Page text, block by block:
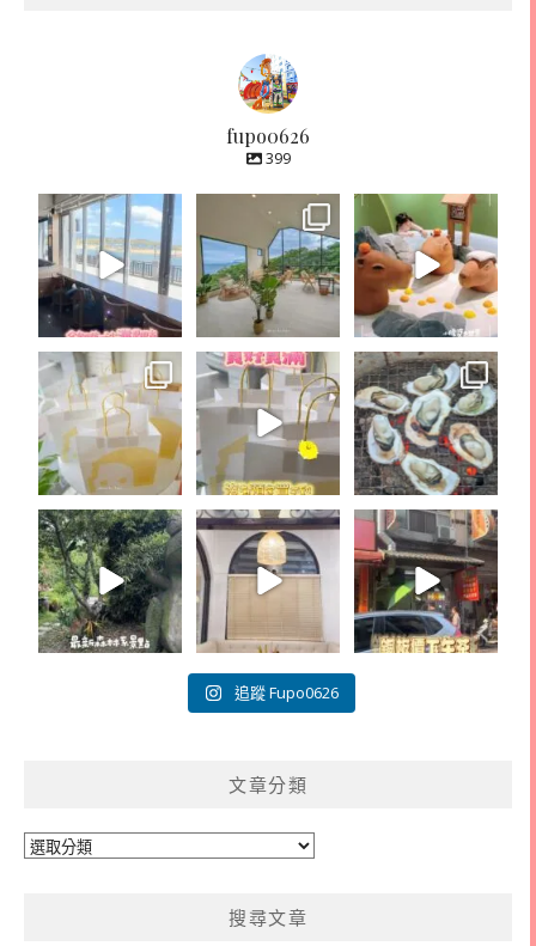
fupo0626
399
追蹤 Fupo0626
文章分類
文
搜尋文章